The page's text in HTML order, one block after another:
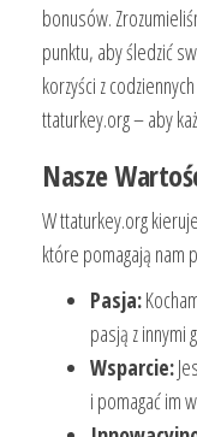
bonusów.
punktu, aby śledzić
korzyści z
ttaturkey.org – aby
Nasze
W ttaturkey.org
które pomagają nam
Pasja:
pasją z innymi
Wsparcie:
i pomagać im